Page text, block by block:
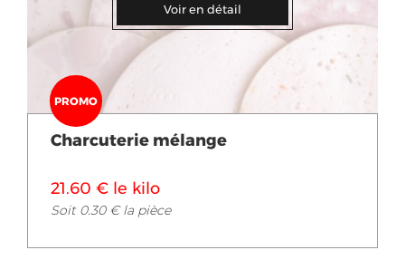
Voir en détail
PROMO
Charcuterie mélange
21.60 € le kilo
Soit 0.30 € la pièce